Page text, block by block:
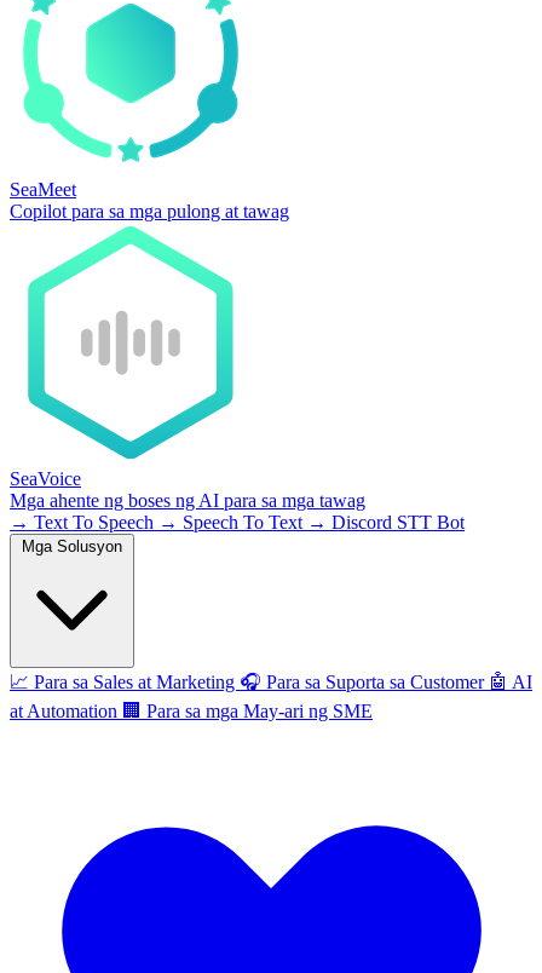
SeaMeet
Copilot para sa mga pulong at tawag
SeaVoice
Mga ahente ng boses ng AI para sa mga tawag
→ Text To Speech → Speech To Text → Discord STT Bot
📈 Para sa Sales at Marketing 🎧 Para sa Suporta sa Customer 🤖 AI
at Automation 🏢 Para sa mga May-ari ng SME